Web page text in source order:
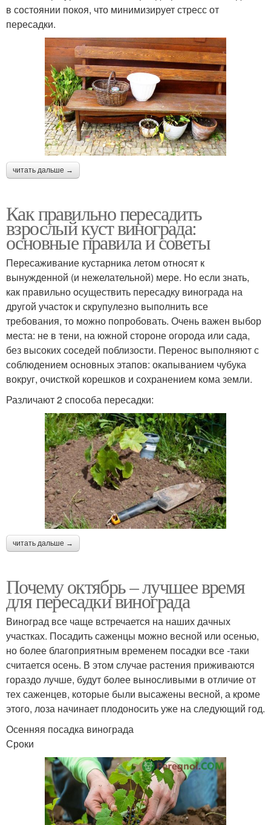
в состоянии покоя, что минимизирует стресс от
пересадки.
читать дальше →
Как правильно пересадить
взрослый куст винограда:
основные правила и советы
Пересаживание кустарника летом относят к
вынужденной (и нежелательной) мере. Но если знать,
как правильно осуществить пересадку винограда на
другой участок и скрупулезно выполнить все
требования, то можно попробовать. Очень важен выбор
места: не в тени, на южной стороне огорода или сада,
без высоких соседей поблизости. Перенос выполняют с
соблюдением основных этапов: окапыванием чубука
вокруг, очисткой корешков и сохранением кома земли.
Различают 2 способа пересадки:
читать дальше →
Почему октябрь – лучшее время
для пересадки винограда
Виноград все чаще встречается на наших дачных
участках. Посадить саженцы можно весной или осенью,
но более благоприятным временем посадки все -таки
считается осень. В этом случае растения приживаются
гораздо лучше, будут более выносливыми в отличие от
тех саженцев, которые были высажены весной, а кроме
этого, лоза начинает плодоносить уже на следующий год.
Осенняя посадка винограда
Сроки